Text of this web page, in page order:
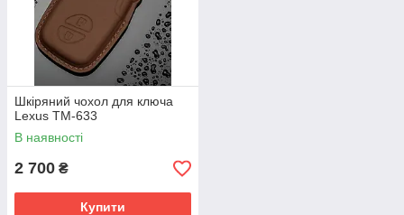
Шкіряний чохол для ключа
Lexus TM-633
В наявності
2 700 ₴
Купити